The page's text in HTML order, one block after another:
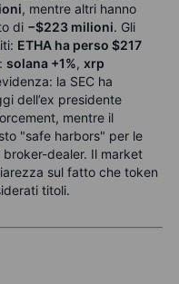
, mentre altri hanno
di −$223 milioni. Gli
ETHA ha perso $217
solana +1%, xrp
la SEC ha
dell’ex presidente
mentre il
"safe harbors" per le
dealer. Il market
sul fatto che token
titoli.